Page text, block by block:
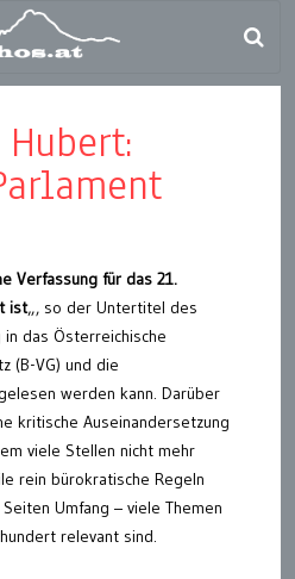
Verfassung für das 21.
ist„, so der Untertitel des
in das Österreichische
(B-VG) und die
werden kann. Darüber
kritische Auseinandersetzung
viele Stellen nicht mehr
rein bürokratische Regeln
Umfang – viele Themen
relevant sind.